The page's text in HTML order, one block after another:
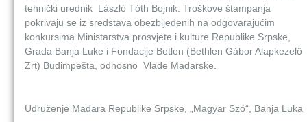
tehnički urednik László Tóth Bojnik. Troškove štampanja
pokrivaju se iz sredstava obezbijeđenih na odgovarajućim
konkursima Ministarstva prosvjete i kulture Republike Srpske,
Grada Banja Luke i Fondacije Betlen (Bethlen Gábor Alapkezelő
Zrt) Budimpešta, odnosno Vlade Mađarske.
Udruženje Mađara Republike Srpske, „Magyar Szó“, Banja Luka